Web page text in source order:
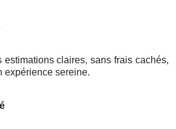
estimations claires, sans frais cachés,
expérience sereine.